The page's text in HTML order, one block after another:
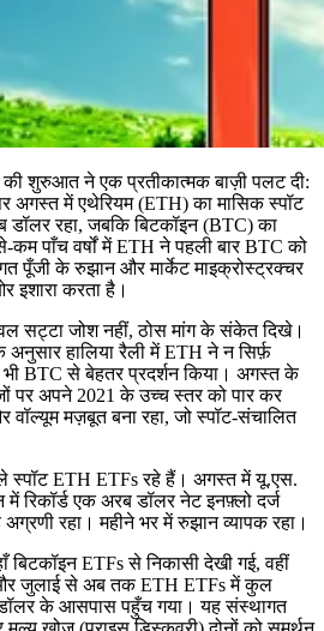
की शुरुआत ने एक प्रतीकात्मक बाज़ी पलट दी:
अगस्त में एथेरियम (ETH) का मासिक स्पॉट
डॉलर रहा, जबकि बिटकॉइन (BTC) का
पाँच वर्षों में ETH ने पहली बार BTC को
पूँजी के रुझान और मार्केट माइक्रोस्ट्रक्चर
इशारा करता है।
सट्टा जोश नहीं, ठोस मांग के संकेत दिखे।
हालिया रैली में ETH ने न सिर्फ़
भी BTC से बेहतर प्रदर्शन किया। अगस्त के
पर अपने 2021 के उच्च स्तर को पार कर
मज़बूत बना रहा, जो स्पॉट-संचालित
स्पॉट ETH ETFs रहे हैं। अगस्त में यू.एस.
रिकॉर्ड एक अरब डॉलर नेट इनफ़्लो दर्ज
रहा। महीने भर में रुझान व्यापक रहा।
बिटकॉइन ETFs से निकासी देखी गई, वहीं
जुलाई से अब तक ETH ETFs में कुल
के आसपास पहुँच गया। यह संस्थागत